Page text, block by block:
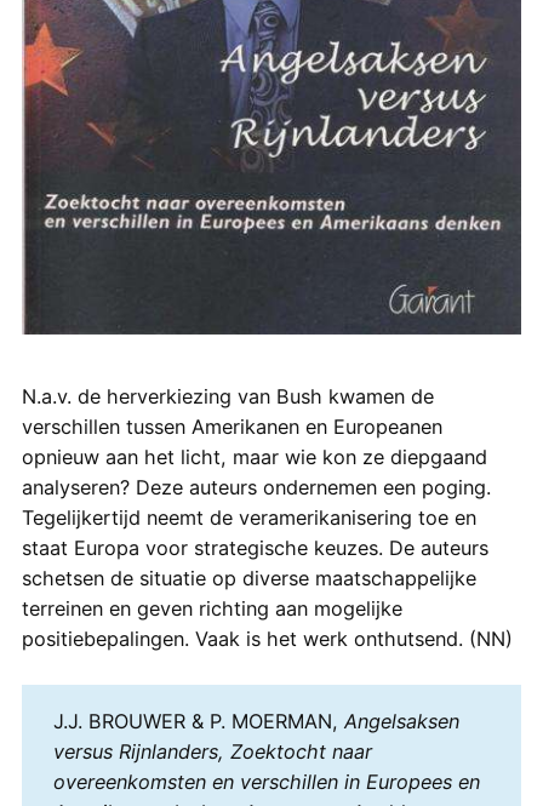
N.a.v. de herverkiezing van Bush kwamen de
verschillen tussen Amerikanen en Europeanen
opnieuw aan het licht, maar wie kon ze diepgaand
analyseren? Deze auteurs ondernemen een poging.
Tegelijkertijd neemt de veramerikanisering toe en
staat Europa voor strategische keuzes. De auteurs
schetsen de situatie op diverse maatschappelijke
terreinen en geven richting aan mogelijke
positiebepalingen. Vaak is het werk onthutsend. (NN)
J.J. BROUWER & P. MOERMAN, Angelsaksen
versus Rijnlanders, Zoektocht naar
overeenkomsten en verschillen in Europees en